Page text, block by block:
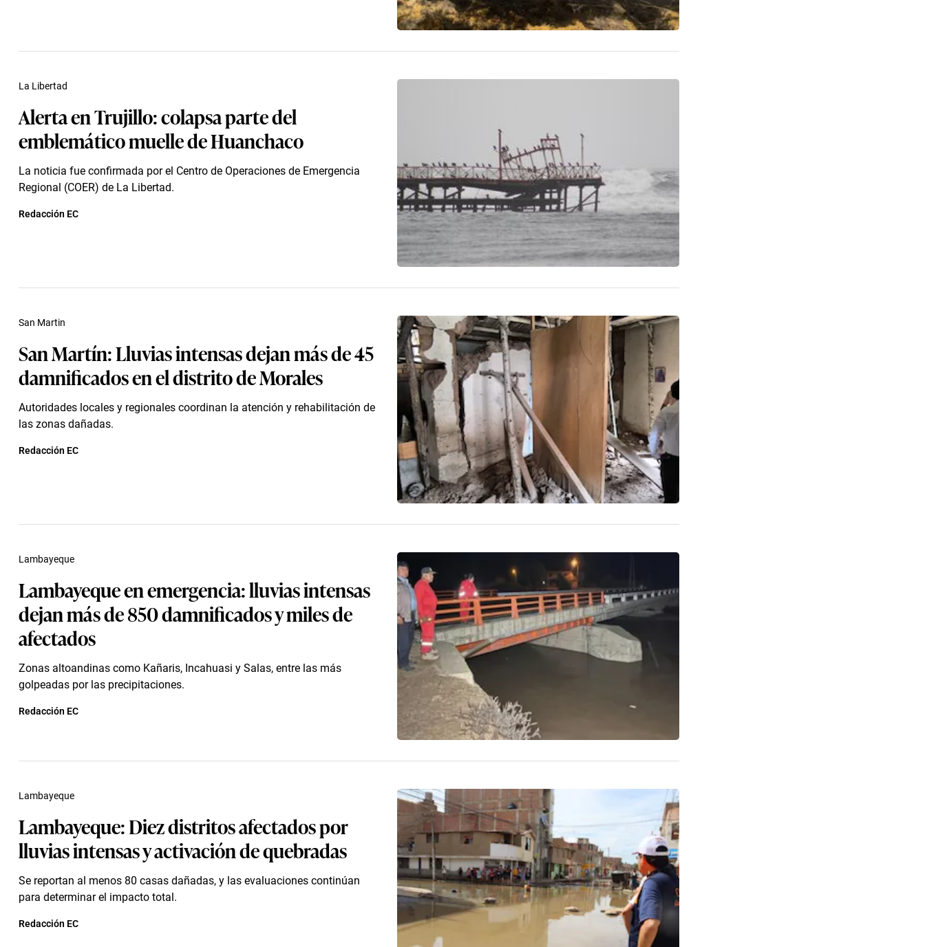
Alerta en Trujillo: colapsa parte del
emblemático muelle de Huanchaco
La noticia fue confirmada por el Centro de Operaciones de Emergencia
Regional (COER) de La Libertad.
La Libertad
Redacción EC
San Martín: Lluvias intensas dejan más de 45
damnificados en el distrito de Morales
Autoridades locales y regionales coordinan la atención y rehabilitación de
las zonas dañadas.
San Martin
Redacción EC
Lambayeque en emergencia: lluvias intensas
dejan más de 850 damnificados y miles de
afectados
Zonas altoandinas como Kañaris, Incahuasi y Salas, entre las más
golpeadas por las precipitaciones.
Lambayeque
Redacción EC
Lambayeque: Diez distritos afectados por
lluvias intensas y activación de quebradas
Se reportan al menos 80 casas dañadas, y las evaluaciones continúan
para determinar el impacto total.
Lambayeque
Redacción EC